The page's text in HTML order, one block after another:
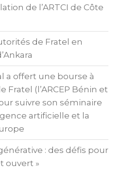
de l’ARTCI de Côte
de Fratel en
a offert une bourse à
(l’ARCEP Bénin et
suivre son séminaire
artificielle et la
: des défis pour
ouvert »